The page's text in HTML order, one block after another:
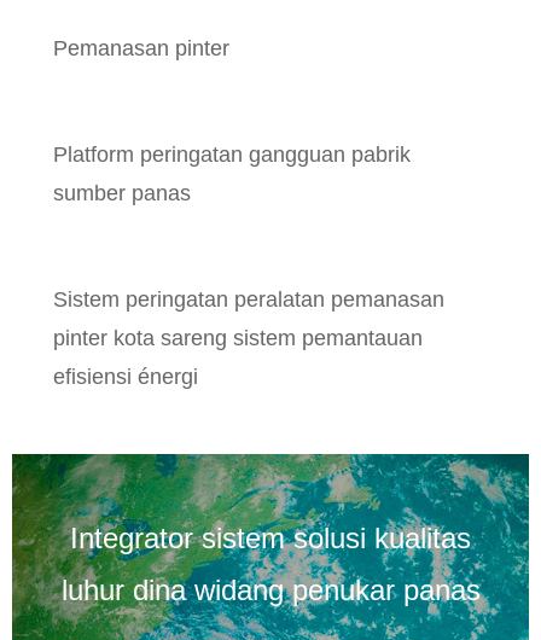
Pemanasan pinter
Platform peringatan gangguan pabrik
sumber panas
Sistem peringatan peralatan pemanasan
pinter kota sareng sistem pemantauan
efisiensi énergi
Integrator sistem solusi kualitas
luhur dina widang penukar panas